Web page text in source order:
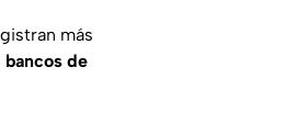
más
bancos de